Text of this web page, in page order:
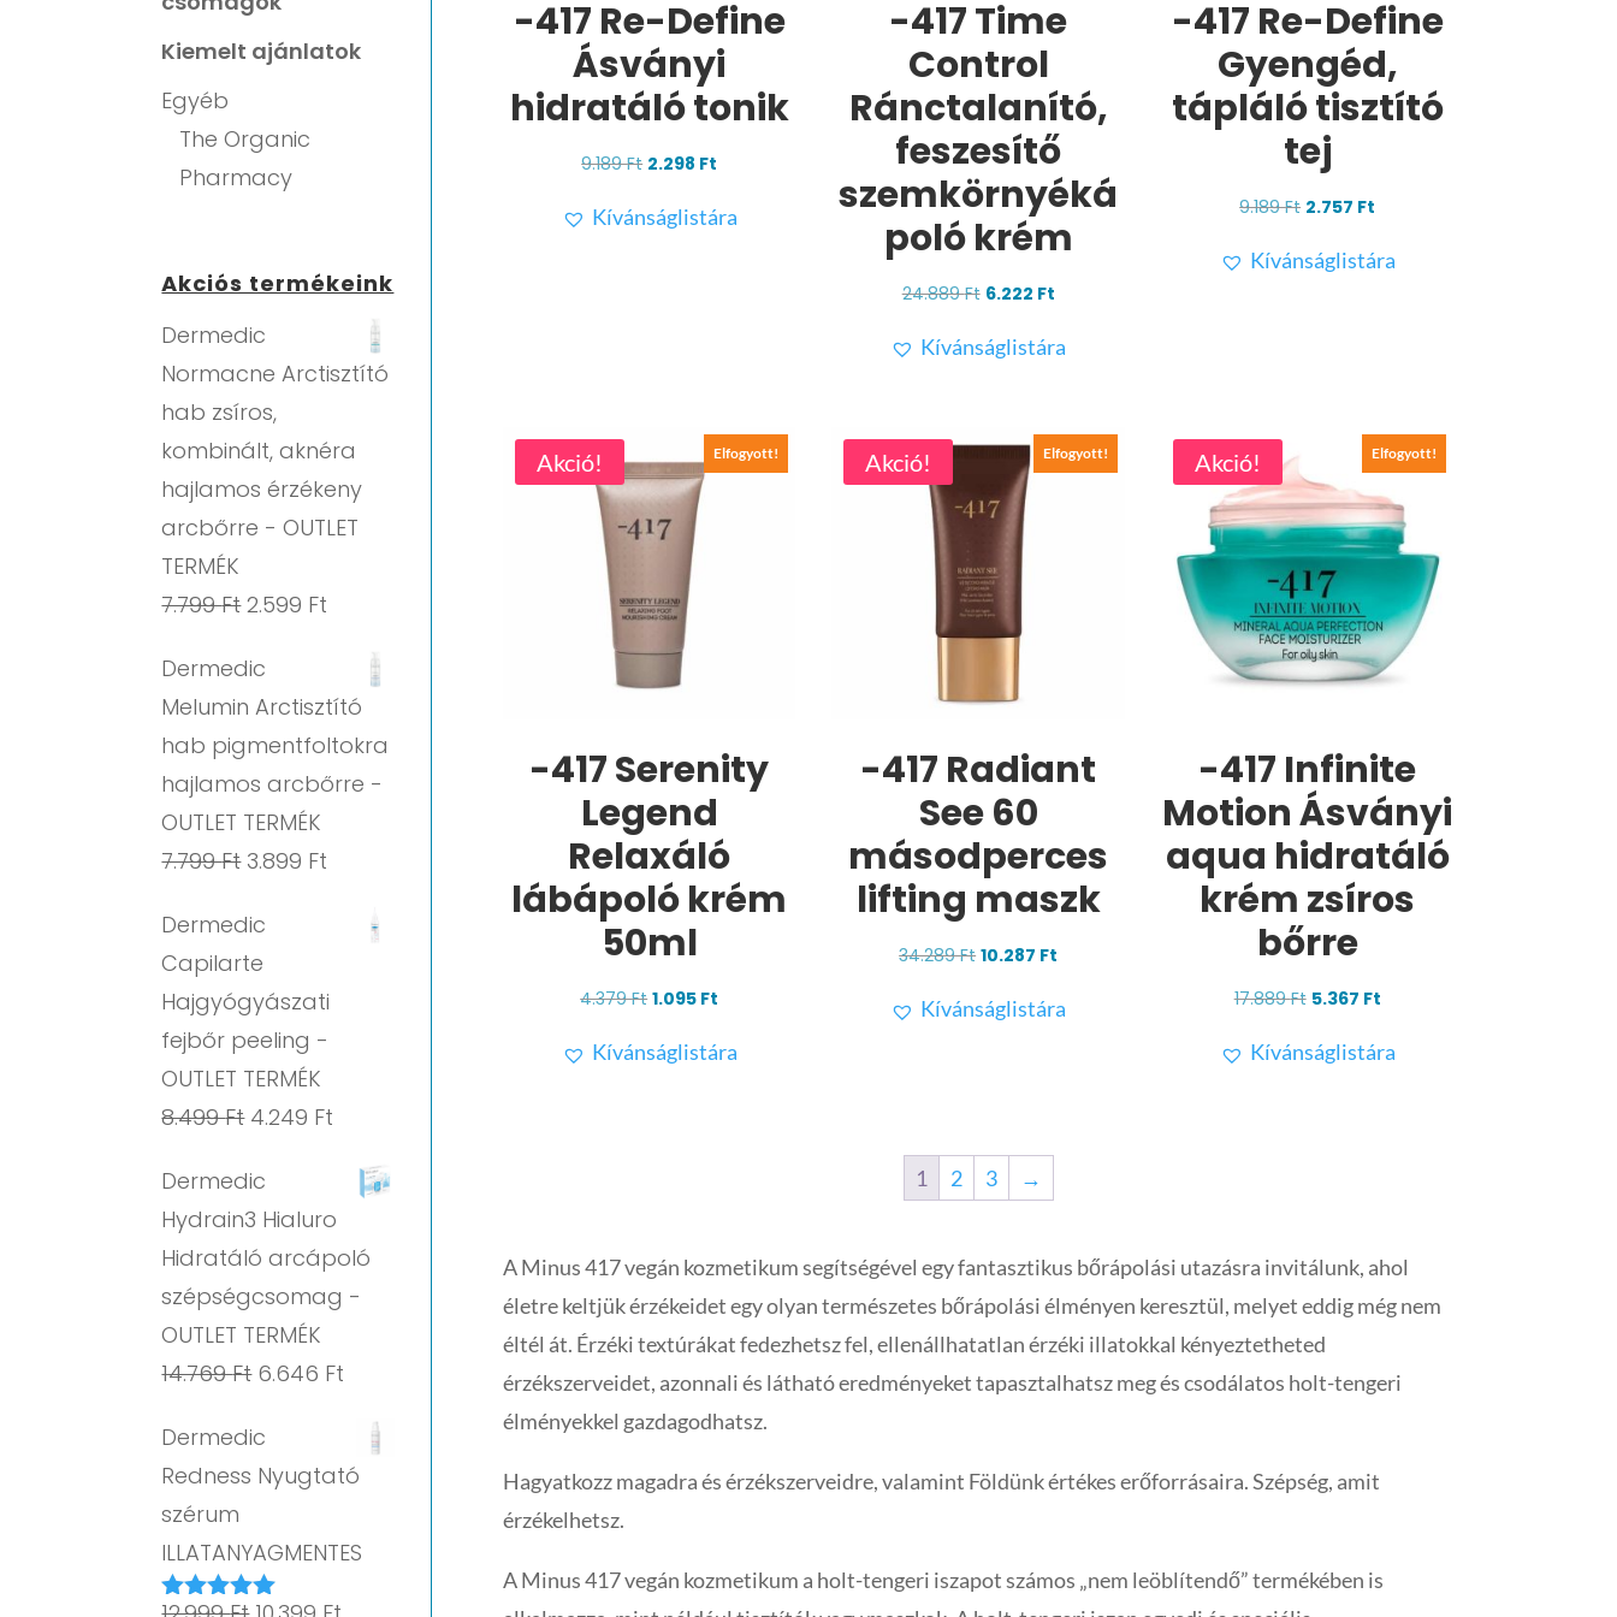
Kiemelt ajánlatok
Egyéb
The Organic
Pharmacy
Akciós termékeink
Dermedic
Normacne Arctisztító
hab zsíros,
kombinált, aknéra
hajlamos érzékeny
arcbőrre - OUTLET
TERMÉK
7.799FtOriginal
was:
7.799 Ft.
2.599 Ft
2.599 Ft.
Dermedic
Melumin Arctisztító
hab pigmentfoltokra
hajlamos arcbőrre -
OUTLET TERMÉK
7.799Ft Original
was:
7.799 Ft.
3.899 Ft
Dermedic
Capilarte
Hajgyógyászati
fejbőr peeling -
OUTLET TERMÉK
8.499Ft Original
was:
8.499 Ft.
4.249 Ft
4.249 Ft.
Dermedic
Hydrain3 Hialuro
Hidratáló arcápoló
szépségcsomag -
OUTLET TERMÉK
14.769Ft Original
was:
14.769 Ft.
6.646 Ft
6.646 Ft.
Dermedic
Redness Nyugtató
szérum
ILLATANYAGMENTES
-417 Re-Define
Ásványi
hidratáló tonik
9.189Ft Original
was:
2.298 Ft
is:
Kívánságlistára
-417 Time
Control
Ránctalanító,
feszesítő
szemkörnyéká
poló krém
24.889Ft Original
was:
6.222 FtCurrent
is:
Kívánságlistára
-417 Re-Define
Gyengéd,
tápláló tisztító
tej
9.189Ft Original
was:
2.757 Ft
is:
Kívánságlistára
Akció! Elfogyott!
-417 Serenity
Legend
Relaxáló
lábápoló krém
50ml
4.379Ft Original
was:
1.095 Ft
is:
Kívánságlistára
Akció! Elfogyott!
-417 Radiant
See 60
másodperces
lifting maszk
34.289Ft Original
was:
10.287 Ft
is:
Kívánságlistára
Akció! Elfogyott!
-417 Infinite
Motion Ásványi
aqua hidratáló
krém zsíros
bőrre
17.889Ft Original
was:
5.367 FtCurrent
is:
Kívánságlistára
1 2 3 →
A Minus 417 vegán kozmetikum segítségével egy fantasztikus bőrápolási utazásra invitálunk, ahol
életre keltjük érzékeidet egy olyan természetes bőrápolási élményen keresztül, melyet eddig még nem
éltél át. Érzéki textúrákat fedezhetsz fel, ellenállhatatlan érzéki illatokkal kényeztetheted
érzékszerveidet, azonnali és látható eredményeket tapasztalhatsz meg és csodálatos holt-tengeri
élményekkel gazdagodhatsz.
Hagyatkozz magadra és érzékszerveidre, valamint Földünk értékes erőforrásaira. Szépség, amit
érzékelhetsz.
A Minus 417 vegán kozmetikum a holt-tengeri iszapot számos „nem leöblítendő” termékében is